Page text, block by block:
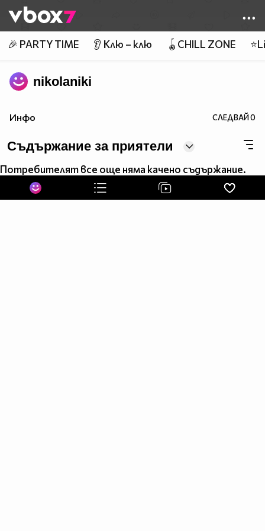
👾
🎉 PARTY TIME 👂 Клю – клю 🪀CHILL ZONE
nikolaniki
Инфо СЛЕДВАЙ0
Съдържание за приятели
Потребителят все още няма качено съдържание.